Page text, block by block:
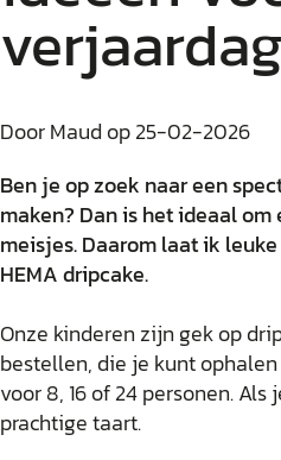
Door Maud op 25-02-2026
Ben je op zoek naar een
maken? Dan is het ideaal
meisjes. Daarom laat ik
HEMA dripcake.
Onze kinderen zijn gek op
bestellen, die je kunt
voor 8, 16 of 24 personen.
prachtige taart.